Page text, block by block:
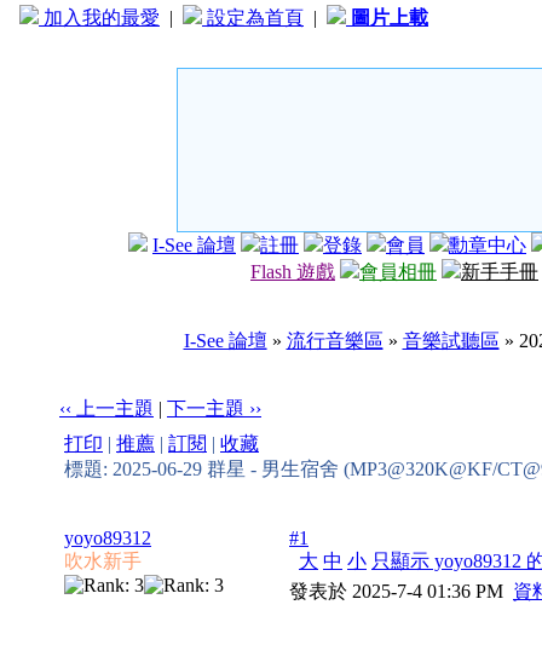
加入我的最愛 | 設定為首頁 | 圖片上載
I-See 論壇 註冊 登錄 會員
勳章中心
Flash 遊戲
會員相冊 新手手冊
I-See 論壇 » 流行音樂區 » 音樂試聽區 »
‹‹ 上一主題 | 下一主題 ››
打印 | 推薦 | 訂閱 | 收藏
標題: 2025-06-29 群星 - 男生宿舍 (MP3@320K@KF/
yoyo89312
吹水新手
#1
大 中 小 只顯示 yoyo89312
發表於 2025-7-4 01:36 PM 資